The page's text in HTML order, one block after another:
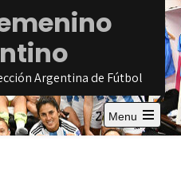
Argentina de Fútbol
Menu
Open